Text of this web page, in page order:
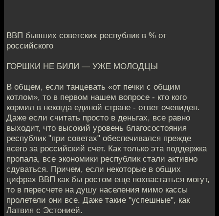
ВВП бывших советских республик в % от
российского
ГОРШКИ НЕ БИЛИ — УЖЕ МОЛОДЦЫ
В общем, если танцевать «от печки с общим
котлом», то в первом нашем вопросе - кто кого
кормил в некогда единой стране - ответ очевиден.
Даже если считать просто в деньгах, все равно
выходит, что высокий уровень благосостояния
республик "при советах" обеспечивался прежде
всего за российский счет. Как только эта поддержка
пропала, все экономики республик стали активно
сдуваться. Причем, если некоторые в общих
цифрах ВВП как бы ростом еще похвастаться могут,
то в пересчете на душу населения мимо кассы
пролетели они все. Даже такие "успешные", как
Латвия с Эстонией.